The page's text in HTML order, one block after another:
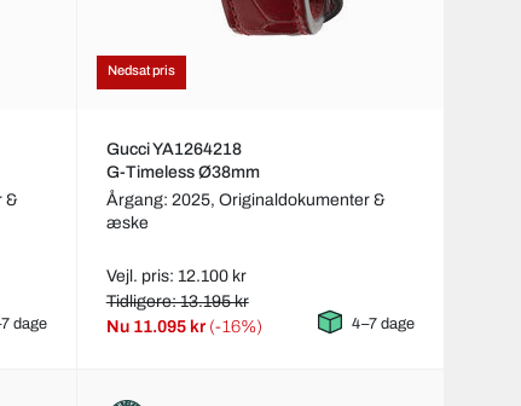
&
dage
Nedsat pris
Gucci YA1264218
G-Timeless Ø38mm
Årgang: 2025, Originaldokumenter &
æske
Vejl. pris: 12.100 kr
Tidligere: 13.195 kr
Nu 11.095 kr (-16%) 4–7 dage